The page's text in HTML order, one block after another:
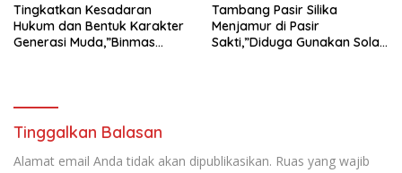
Tingkatkan Kesadaran
Hukum dan Bentuk Karakter
Generasi Muda,”Binmas
Tambang Pasir Silika
Menjamur di Pasir
Sakti,”Diduga Gunakan Solar
Tinggalkan Balasan
Alamat email Anda tidak akan dipublikasikan. Ruas yang wajib